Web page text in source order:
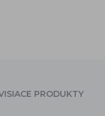
PRODUKTY